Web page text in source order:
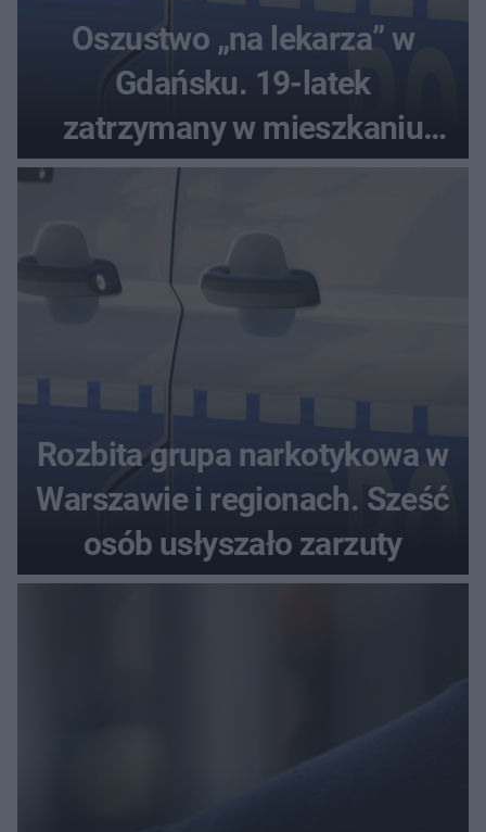
Oszustwo „na lekarza” w
Gdańsku. 19-latek
zatrzymany w mieszkaniu
seniora
Rozbita grupa narkotykowa w
Warszawie i regionach. Sześć
osób usłyszało zarzuty